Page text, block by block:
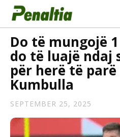
Do të mungojë
do të luajë ndaj
për herë të
Kumbulla
SEPTEMBER 25, 2025